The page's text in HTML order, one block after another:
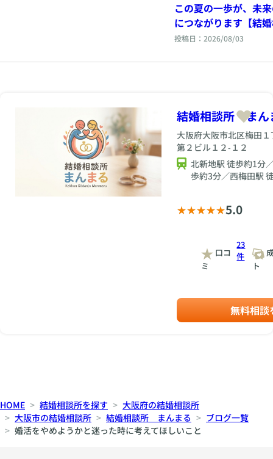
この夏の一歩が、未
につながります【結
まんまる】
投稿日：2026/08/03
結婚相談所 まん
大阪府大阪市北区梅田
第２ビル１２‐１２
北新地駅 徒歩約1分
歩約3分／西梅田駅
5.0
口コ
ミ
23
件
ト
無料相談
HOME 結婚相談所を探す
大阪府の結婚相談所
大阪市の結婚相談所
結婚相談所 まんまる
ブログ一覧
婚活をやめようかと迷った時に考えてほしいこと